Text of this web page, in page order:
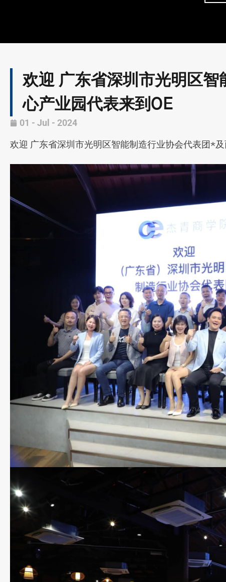
欢迎 广东省深圳市光明区
心产业园代表来到OE
01 - Jul - 2024
欢迎 广东省深圳市光明区智能制造行业协会代表团*